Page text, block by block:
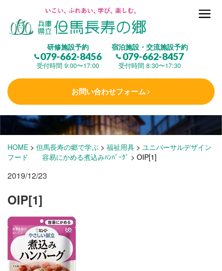
研修施設予約
079-662-8456
受付時間 9:00〜17:00
宿泊施設・交流施設予約
079-662-8457
受付時間 8:30〜17:30
お問い合わせフォーム
但馬長寿の郷とは
(研修施設)
楽しむ
学 ぶ(健康福祉)
泊まる(宿泊)
施設・料金
アクセス
HOME > 但馬長寿の郷で学ぶ > 福祉用具 > ユニバーサルデザイン
フード 容易にかめる煮込みﾊﾝﾊﾞｰｸﾞ > OIP[1]
2019/12/23
OIP[1]